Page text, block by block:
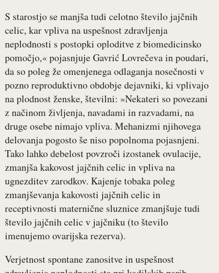
S starostjo se manjša tudi celotno število jajčnih
celic, kar vpliva na uspešnost zdravljenja
neplodnosti s postopki oploditve z biomedicinsko
pomočjo,« pojasnjuje Gavrić Lovrečeva in poudari,
da so poleg že omenjenega odlaganja nosečnosti v
pozno reproduktivno obdobje dejavniki, ki vplivajo
na plodnost ženske, številni: »Nekateri so povezani
z načinom življenja, navadami in razvadami, na
druge osebe nimajo vpliva. Mehanizmi njihovega
delovanja pogosto še niso popolnoma pojasnjeni.
Tako lahko debelost povzroči izostanek ovulacije,
zmanjša kakovost jajčnih celic in vpliva na
ugnezditev zarodkov. Kajenje tobaka poleg
zmanjševanja kakovosti jajčnih celic in
receptivnosti maternične sluznice zmanjšuje tudi
število jajčnih celic v jajčniku (to število
imenujemo ovarijska rezerva).
Verjetnost spontane zanositve in uspešnost